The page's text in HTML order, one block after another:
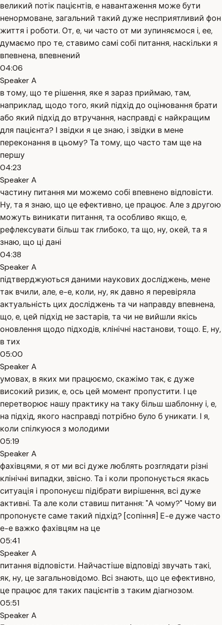
великий потік пацієнтів, е навантаження може бути
ненормоване, загальний такий дуже несприятливий фон
життя і роботи. От, е, чи часто от ми зупиняємося і, ее,
думаємо про те, ставимо самі собі питання, наскільки я
впевнена, впевнений
04:06
Speaker A
в тому, що те рішення, яке я зараз приймаю, там,
наприклад, щодо того, який підхід до оцінювання брати
або який підхід до втручання, насправді є найкращим
для пацієнта? І звідки я це знаю, і звідки в мене
переконання в цьому? Та тому, що часто там ще на
першу
04:23
Speaker A
частину питання ми можемо собі впевнено відповісти.
Ну, та я знаю, що це ефективно, це працює. Але з другою
можуть виникати питання, та особливо якщо, е,
рефлексувати більш так глибоко, та що, ну, окей, та я
знаю, що ці дані
04:38
Speaker A
підтверджуються даними наукових досліджень, мене
так вчили, але, е-е, коли, ну, як давно я перевіряла
актуальність цих досліджень та чи направду впевнена,
що, е, цей підхід не застарів, та чи не вийшли якісь
оновлення щодо підходів, клінічні настанови, тощо. Е, ну,
в тих
05:00
Speaker A
умовах, в яких ми працюємо, скажімо так, є дуже
високий ризик, е, ось цей момент пропустити. І це
перетворює нашу практику на таку більш шаблонну і, е,
на підхід, якого насправді потрібно було б уникати. І я,
коли спілкуюся з молодими
05:19
Speaker A
фахівцями, я от ми всі дуже люблять розглядати різні
клінічні випадки, звісно. Та і коли пропонується якась
ситуація і пропонуєш підібрати вирішення, всі дуже
активні. Та але коли ставиш питання: "А чому?" Чому ви
пропонуєте саме такий підхід? [сопіння] Е-е дуже часто
е-е важко фахівцям на це
05:41
Speaker A
питання відповісти. Найчастіше відповіді звучать такі,
як, ну, це загальновідомо. Всі знають, що це ефективно,
це працює для таких пацієнтів з таким діагнозом.
05:51
Speaker A